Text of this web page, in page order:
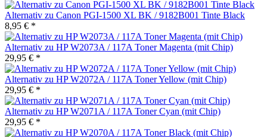
Alternativ zu Canon PGI-1500 XL BK / 9182B001 Tinte Black
8,95 € *
Alternativ zu HP W2073A / 117A Toner Magenta (mit Chip)
29,95 € *
Alternativ zu HP W2072A / 117A Toner Yellow (mit Chip)
29,95 € *
Alternativ zu HP W2071A / 117A Toner Cyan (mit Chip)
29,95 € *